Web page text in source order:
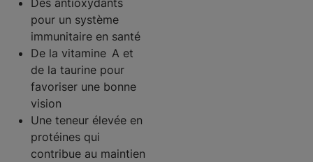
Des antioxydants
pour un système
immunitaire en santé
De la vitamine A et
de la taurine pour
favoriser une bonne
vision
Une teneur élevée en
protéines qui
contribue au maintien